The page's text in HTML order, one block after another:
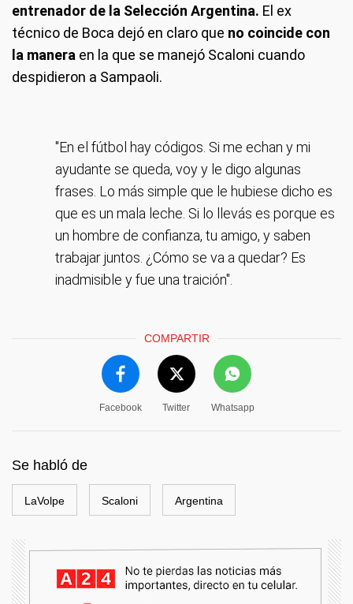
entrenador de la Selección Argentina. El ex
técnico de Boca dejó en claro que no coincide con
la manera en la que se manejó Scaloni cuando
despidieron a Sampaoli.
"En el fútbol hay códigos. Si me echan y mi
ayudante se queda, voy y le digo algunas
frases. Lo más simple que le hubiese dicho es
que es un mala leche. Si lo llevás es porque es
un hombre de confianza, tu amigo, y saben
trabajar juntos. ¿Cómo se va a quedar? Es
inadmisible y fue una traición".
COMPARTIR
Facebook Twitter Whatsapp
Se habló de
LaVolpe Scaloni Argentina